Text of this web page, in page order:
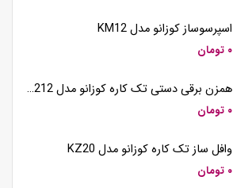
اسپرسوساز کوزانو مدل KM12
۰ تومان
همزن برقی دستی تک کاره کوزانو مدل HM212
۰ تومان
وافل ساز تک کاره کوزانو مدل KZ20
۰ تومان